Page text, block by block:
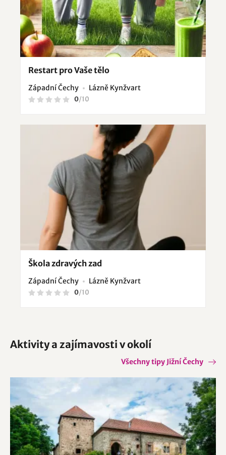
Restart pro Vaše tělo
Západní Čechy Lázně Kynžvart
0/10
Škola zdravých zad
Západní Čechy Lázně Kynžvart
0/10
Aktivity a zajímavosti v okolí
Všechny tipy Jižní Čechy